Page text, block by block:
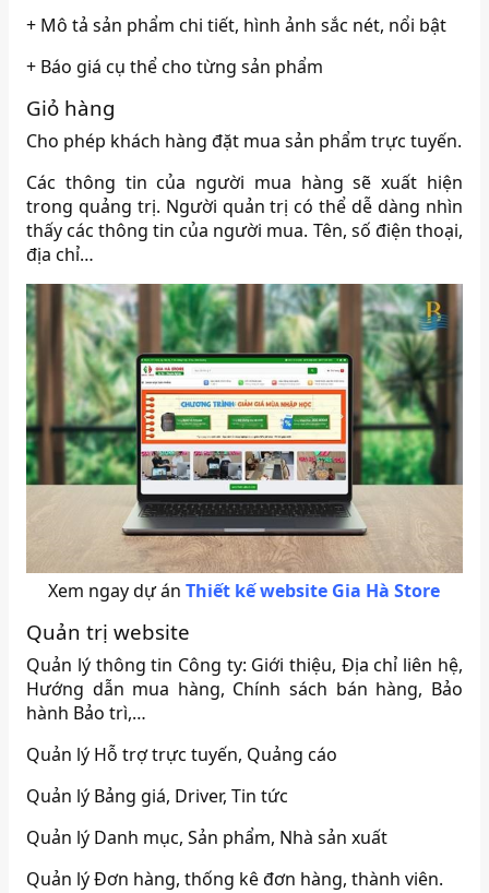
+ Mô tả sản phẩm chi tiết, hình ảnh sắc nét, nổi bật
+ Báo giá cụ thể cho từng sản phẩm
Giỏ hàng
Cho phép khách hàng đặt mua sản phẩm trực tuyến.
Các thông tin của người mua hàng sẽ xuất hiện
trong quảng trị. Người quản trị có thể dễ dàng nhìn
thấy các thông tin của người mua. Tên, số điện thoại,
địa chỉ…
Xem ngay dự ánThiết kế website Gia Hà Store
Quản trị website
Quản lý thông tin Công ty: Giới thiệu, Địa chỉ liên hệ,
Hướng dẫn mua hàng, Chính sách bán hàng, Bảo
hành Bảo trì,…
Quản lý Hỗ trợ trực tuyến, Quảng cáo
Quản lý Bảng giá, Driver, Tin tức
Quản lý Danh mục, Sản phẩm, Nhà sản xuất
Quản lý Đơn hàng, thống kê đơn hàng, thành viên.